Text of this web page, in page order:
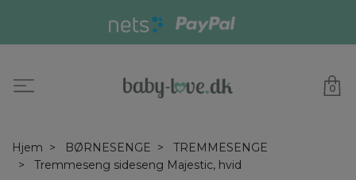
0
Hjem BØRNESENGE
TREMMESENGE
Tremmeseng sideseng Majestic, hvid